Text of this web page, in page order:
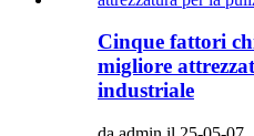
Cinque fattori
migliore
industriale